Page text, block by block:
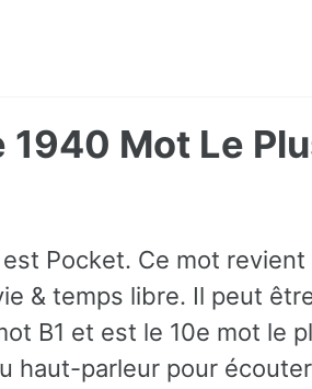
Mot Le
Pocket. Ce mot
& temps libre. Il peut
B1 et est le 10e mot le
haut-parleur pour